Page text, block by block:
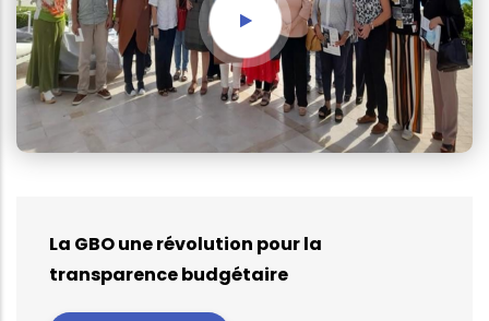
La GBO une révolution pour la
transparence budgétaire